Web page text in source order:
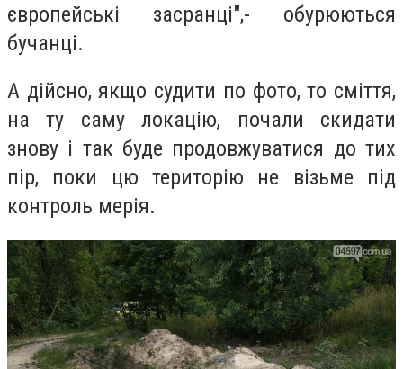
європейські засранці",- обурюються
бучанці.
А дійсно, якщо судити по фото, то сміття,
на ту саму локацію, почали скидати
знову і так буде продовжуватися до тих
пір, поки цю територію не візьме під
контроль мерія.